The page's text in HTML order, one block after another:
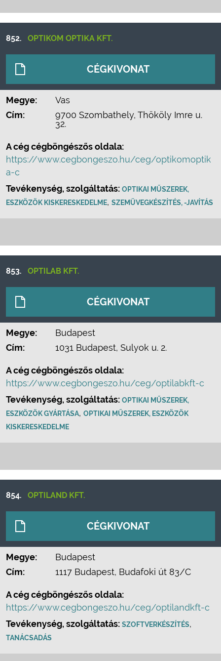
852. OPTIKOM OPTIKA KFT.
CÉGKIVONAT
Megye:
Vas
Cím:
9700 Szombathely, Thököly Imre u.
32.
A cég cégböngészős oldala:
https://www.cegbongeszo.hu/ceg/optikomoptik
a-c
Tevékenység, szolgáltatás: OPTIKAI MŰSZEREK,
ESZKÖZÖK KISKERESKEDELME, SZEMÜVEGKÉSZÍTÉS, -JAVÍTÁS
853. OPTILAB KFT.
CÉGKIVONAT
Megye:
Budapest
Cím:
1031 Budapest, Sulyok u. 2.
A cég cégböngészős oldala:
https://www.cegbongeszo.hu/ceg/optilabkft-c
Tevékenység, szolgáltatás: OPTIKAI MŰSZEREK,
ESZKÖZÖK GYÁRTÁSA, OPTIKAI MŰSZEREK, ESZKÖZÖK
KISKERESKEDELME
854. OPTILAND KFT.
CÉGKIVONAT
Megye:
Budapest
Cím:
1117 Budapest, Budafoki út 83/C
A cég cégböngészős oldala:
https://www.cegbongeszo.hu/ceg/optilandkft-c
Tevékenység, szolgáltatás: SZOFTVERKÉSZÍTÉS,
TANÁCSADÁS